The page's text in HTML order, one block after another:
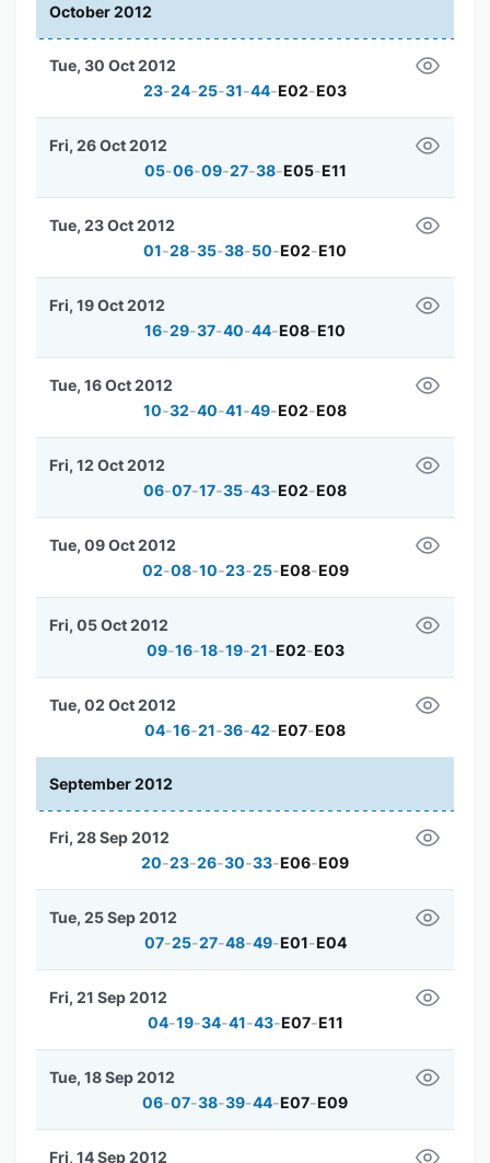
October 2012
23-24-25-31-44-E02-E03
Tue, 30 Oct 2012
05-06-09-27-38-E05-E11
Fri, 26 Oct 2012
01-28-35-38-50-E02-E10
Tue, 23 Oct 2012
16-29-37-40-44-E08-E10
Fri, 19 Oct 2012
10-32-40-41-49-E02-E08
Tue, 16 Oct 2012
06-07-17-35-43-E02-E08
Fri, 12 Oct 2012
02-08-10-23-25-E08-E09
Tue, 09 Oct 2012
09-16-18-19-21-E02-E03
Fri, 05 Oct 2012
04-16-21-36-42-E07-E08
Tue, 02 Oct 2012
September 2012
20-23-26-30-33-E06-E09
Fri, 28 Sep 2012
07-25-27-48-49-E01-E04
Tue, 25 Sep 2012
04-19-34-41-43-E07-E11
Fri, 21 Sep 2012
06-07-38-39-44-E07-E09
Tue, 18 Sep 2012
Fri, 14 Sep 2012